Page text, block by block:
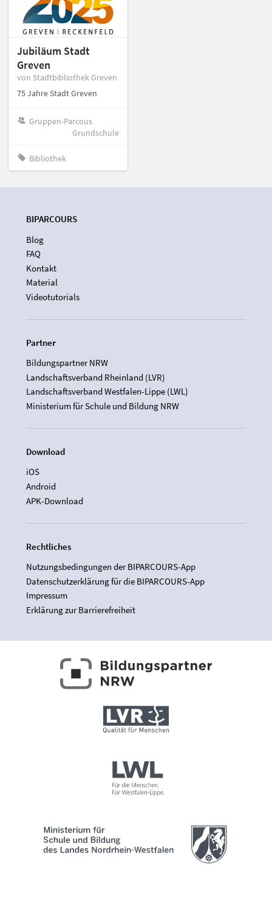
Jubiläum Stadt
Greven
von Stadtbibliothek Greven
75 Jahre Stadt Greven
Gruppen-Parcous
Grundschule
Bibliothek
BIPARCOURS
Blog
FAQ
Kontakt
Material
Videotutorials
Partner
Bildungspartner NRW
Landschaftsverband Rheinland (LVR)
Landschaftsverband Westfalen-Lippe (LWL)
Ministerium für Schule und Bildung NRW
Download
iOS
Android
APK-Download
Rechtliches
Nutzungsbedingungen der BIPARCOURS-App
Datenschutzerklärung für die BIPARCOURS-App
Impressum
Erklärung zur Barrierefreiheit